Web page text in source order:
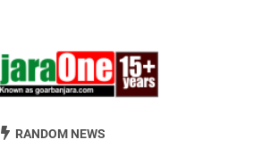
Welcome To
RANDOM NEWS